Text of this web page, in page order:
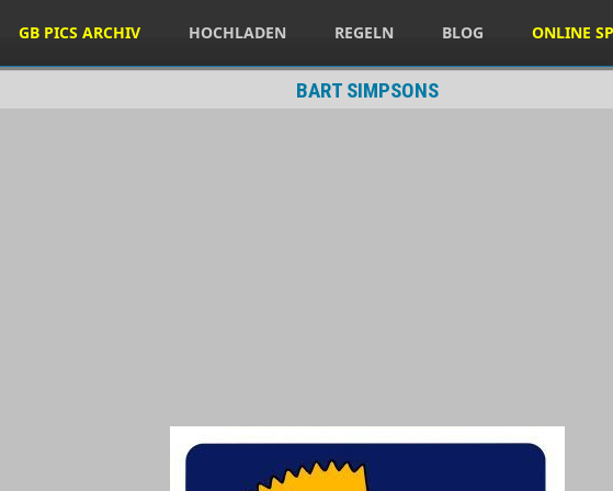
GB PICS ARCHIV HOCHLADEN REGELN BLOG ONLINE
BART SIMPSONS